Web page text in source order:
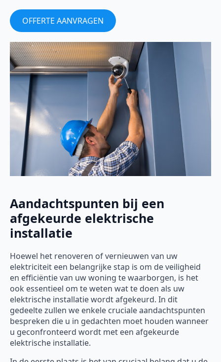
OFFERTE AANVRAGEN
Aandachtspunten bij een
afgekeurde elektrische
installatie
Hoewel het renoveren of vernieuwen van uw
elektriciteit een belangrijke stap is om de veiligheid
en efficiëntie van uw woning te waarborgen, is het
ook essentieel om te weten wat te doen als uw
elektrische installatie wordt afgekeurd. In dit
gedeelte zullen we enkele cruciale aandachtspunten
bespreken die u in gedachten moet houden wanneer
u geconfronteerd wordt met een afgekeurde
elektrische installatie.